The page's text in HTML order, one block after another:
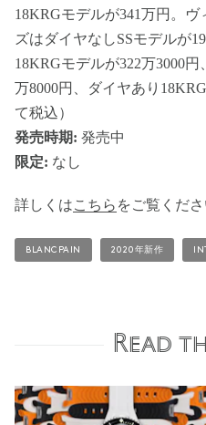
18KRGモデルが341万円。
ズはダイヤなしSSモデルが
18KRGモデルが322万3000
万8000円、ダイヤあり
て税込）
発売時期: 発売中
限定: なし
詳しくはこちら をご覧くださ
BLANCPAIN 2020年新作
Read